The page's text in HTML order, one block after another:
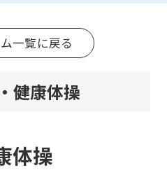
一覧に戻る
健康体操
体操